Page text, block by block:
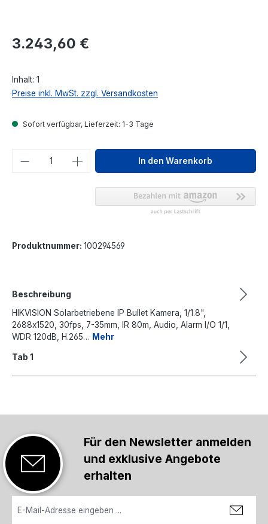
Regulärer Preis:
3.243,60 €
Inhalt: 1
Preise inkl. MwSt. zzgl. Versandkosten
Sofort verfügbar, Lieferzeit: 1-3 Tage
Produkt Anzahl: Gib denIn den Warenkorb
Produktnummer: 100294569
Beschreibung
HIKVISION Solarbetriebene IP Bullet Kamera, 1/1.8",
2688x1520, 30fps, 7-35mm, IR 80m, Audio, Alarm I/O 1/1,
WDR 120dB, H.265… Mehr
Tab 1
Für den Newsletter anmelden
und exklusive Angebote
erhalten